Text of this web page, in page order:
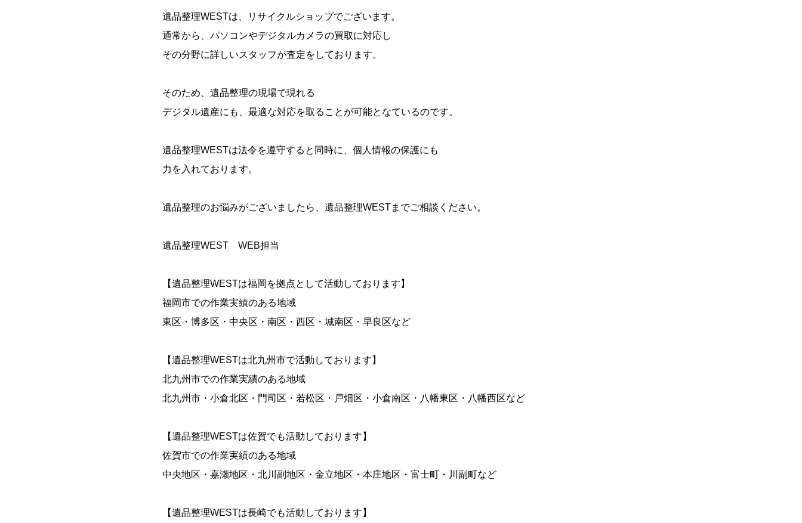
遺品整理WESTは、リサイクルショップでございます。
通常から、パソコンやデジタルカメラの買取に対応し
その分野に詳しいスタッフが査定をしております。
そのため、遺品整理の現場で現れる
デジタル遺産にも、最適な対応を取ることが可能となているのです。
遺品整理WESTは法令を遵守すると同時に、個人情報の保護にも
力を入れております。
遺品整理のお悩みがございましたら、遺品整理WESTまでご相談ください。
遺品整理WEST WEB担当
【遺品整理WESTは福岡を拠点として活動しております】
福岡市での作業実績のある地域
東区・博多区・中央区・南区・西区・城南区・早良区など
【遺品整理WESTは北九州市で活動しております】
北九州市での作業実績のある地域
北九州市・小倉北区・門司区・若松区・戸畑区・小倉南区・八幡東区・八幡西区など
【遺品整理WESTは佐賀でも活動しております】
佐賀市での作業実績のある地域
中央地区・嘉瀬地区・北川副地区・金立地区・本庄地区・富士町・川副町など
【遺品整理WESTは長崎でも活動しております】